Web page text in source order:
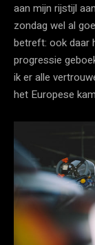
aan mijn rijstijl
zondag wel al
betreft: ook daar
progressie
ik er alle
het Europese